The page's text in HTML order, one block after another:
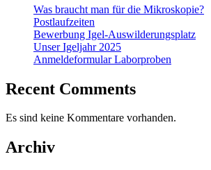
Was braucht man für die Mikroskopie?
Postlaufzeiten
Bewerbung Igel-Auswilderungsplatz
Unser Igeljahr 2025
Anmeldeformular Laborproben
Recent Comments
Es sind keine Kommentare vorhanden.
Archiv